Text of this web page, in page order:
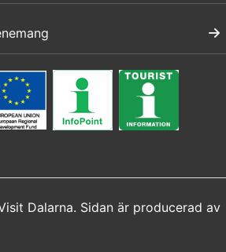
Dalarna. Sidan är producerad av